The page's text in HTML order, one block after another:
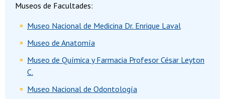
Museos de Facultades:
Museo Nacional de Medicina Dr. Enrique Laval
Museo de Anatomía
Museo de Química y Farmacia Profesor César Leyton
C.
Museo Nacional de Odontología